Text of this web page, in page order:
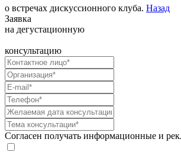
о встречах дискуссионного клуба. Назад
Заявка
на дегустационную
консультацию
Согласен получать информационные и